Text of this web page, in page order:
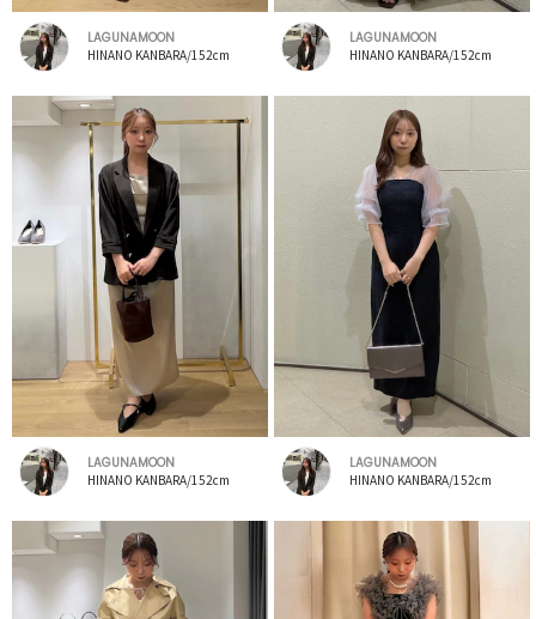
LAGUNAMOON
HINANO KANBARA/152cm
LAGUNAMOON
HINANO KANBARA/152cm
LAGUNAMOON
HINANO KANBARA/152cm
LAGUNAMOON
HINANO KANBARA/152cm